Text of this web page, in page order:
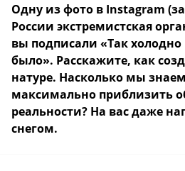
Одну из фото в Instagram
России экстремистская
вы подписали «Так
было». Расскажите, как
натуре. Насколько мы
максимально приблизить
реальности? На вас даже
снегом.